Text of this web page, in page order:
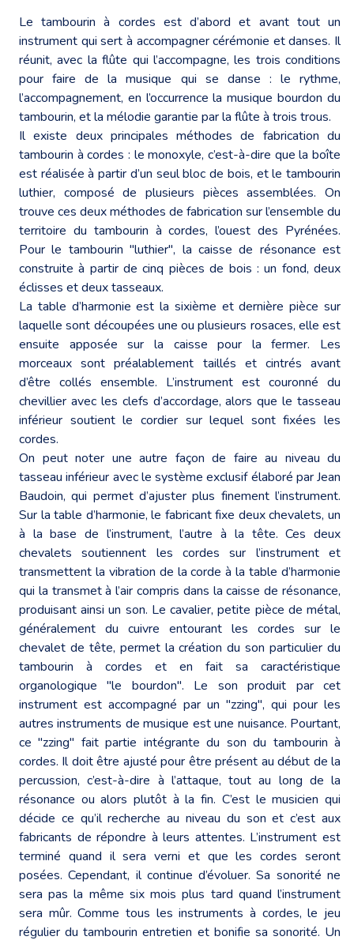
Le tambourin à cordes est d’abord et avant tout un
instrument qui sert à accompagner cérémonie et danses. Il
réunit, avec la flûte qui l’accompagne, les trois conditions
pour faire de la musique qui se danse : le rythme,
l’accompagnement, en l’occurrence la musique bourdon du
tambourin, et la mélodie garantie par la flûte à trois trous.
Il existe deux principales méthodes de fabrication du
tambourin à cordes : le monoxyle, c’est-à-dire que la boîte
est réalisée à partir d’un seul bloc de bois, et le tambourin
luthier, composé de plusieurs pièces assemblées. On
trouve ces deux méthodes de fabrication sur l’ensemble du
territoire du tambourin à cordes, l’ouest des Pyrénées.
Pour le tambourin "luthier", la caisse de résonance est
construite à partir de cinq pièces de bois : un fond, deux
éclisses et deux tasseaux.
La table d’harmonie est la sixième et dernière pièce sur
laquelle sont découpées une ou plusieurs rosaces, elle est
ensuite apposée sur la caisse pour la fermer. Les
morceaux sont préalablement taillés et cintrés avant
d’être collés ensemble. L’instrument est couronné du
chevillier avec les clefs d’accordage, alors que le tasseau
inférieur soutient le cordier sur lequel sont fixées les
cordes.
On peut noter une autre façon de faire au niveau du
tasseau inférieur avec le système exclusif élaboré par Jean
Baudoin, qui permet d’ajuster plus finement l’instrument.
Sur la table d’harmonie, le fabricant fixe deux chevalets, un
à la base de l’instrument, l’autre à la tête. Ces deux
chevalets soutiennent les cordes sur l’instrument et
transmettent la vibration de la corde à la table d’harmonie
qui la transmet à l’air compris dans la caisse de résonance,
produisant ainsi un son. Le cavalier, petite pièce de métal,
généralement du cuivre entourant les cordes sur le
chevalet de tête, permet la création du son particulier du
tambourin à cordes et en fait sa caractéristique
organologique "le bourdon". Le son produit par cet
instrument est accompagné par un "zzing", qui pour les
autres instruments de musique est une nuisance. Pourtant,
ce "zzing" fait partie intégrante du son du tambourin à
cordes. Il doit être ajusté pour être présent au début de la
percussion, c’est-à-dire à l’attaque, tout au long de la
résonance ou alors plutôt à la fin. C’est le musicien qui
décide ce qu’il recherche au niveau du son et c’est aux
fabricants de répondre à leurs attentes. L’instrument est
terminé quand il sera verni et que les cordes seront
posées. Cependant, il continue d’évoluer. Sa sonorité ne
sera pas la même six mois plus tard quand l’instrument
sera mûr. Comme tous les instruments à cordes, le jeu
régulier du tambourin entretien et bonifie sa sonorité. Un